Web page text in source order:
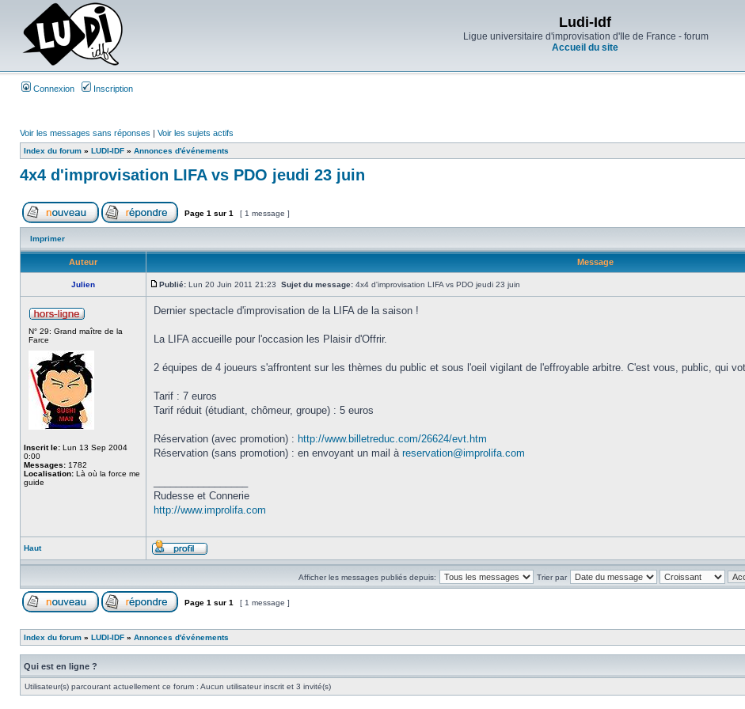
Ludi-Idf
Ligue universitaire d'improvisation d'Ile de France - forum
Accueil du site
Connexion Inscription
Voir les messages sans réponses | Voir les sujets actifs
Index du forum » LUDI-IDF » Annonces d'événements
4x4 d'improvisation LIFA vs PDO jeudi 23 juin
Page 1 sur 1 [ 1 message ]
Imprimer
Auteur Message
Julien Publié: Lun 20 Juin 2011 21:23 Sujet du message: 4x4 d'improvisation LIFA vs PDO jeudi 23 juin
N° 29: Grand maître de la
Farce
Inscrit le: Lun 13 Sep 2004
0:00
Messages: 1782
Localisation: Là où la force me
guide
Dernier spectacle d'improvisation de la LIFA de la saison !
La LIFA accueille pour l'occasion les Plaisir d'Offrir.
2 équipes de 4 joueurs s'affrontent sur les thèmes du public et sous l'oeil vigilant de l'effroyable arbitre. C'est vous, public, qui
Tarif : 7 euros
Tarif réduit (étudiant, chômeur, groupe) : 5 euros
Réservation (avec promotion) : http://www.billetreduc.com/26624/evt.htm
Réservation (sans promotion) : en envoyant un mail à reservation@improlifa.com
Rudesse et Connerie
http://www.improlifa.com
Haut
Afficher les messages publiés depuis: Trier par
Page 1 sur 1 [ 1 message ]
Index du forum » LUDI-IDF » Annonces d'événements
Qui est en ligne ?
Utilisateur(s) parcourant actuellement ce forum : Aucun utilisateur inscrit et 3 invité(s)